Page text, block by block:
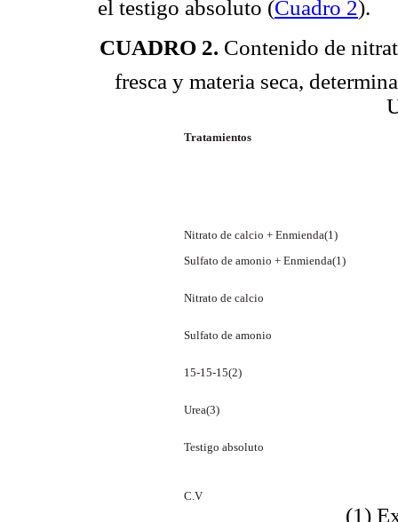
el testigo absoluto (Cuadro 2).
CUADRO 2. Contenido de
fresca y materia seca,
Tratamientos
Nitrato de calcio + Enmienda(1)
Sulfato de amonio + Enmienda(1)
Nitrato de calcio
Sulfato de amonio
15-15-15(2)
Urea(3)
Testigo absoluto
C.V
(1)